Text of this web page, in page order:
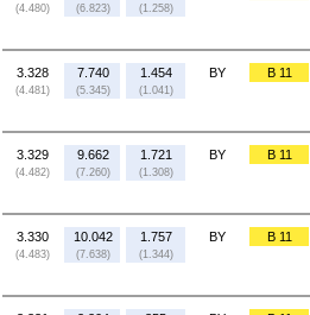
(4.480) (6.823) (1.258)
3.328
(4.481)
7.740
(5.345)
1.454
(1.041)
BY B 11
3.329
(4.482)
9.662
(7.260)
1.721
(1.308)
BY B 11
3.330
(4.483)
10.042
(7.638)
1.757
(1.344)
BY B 11